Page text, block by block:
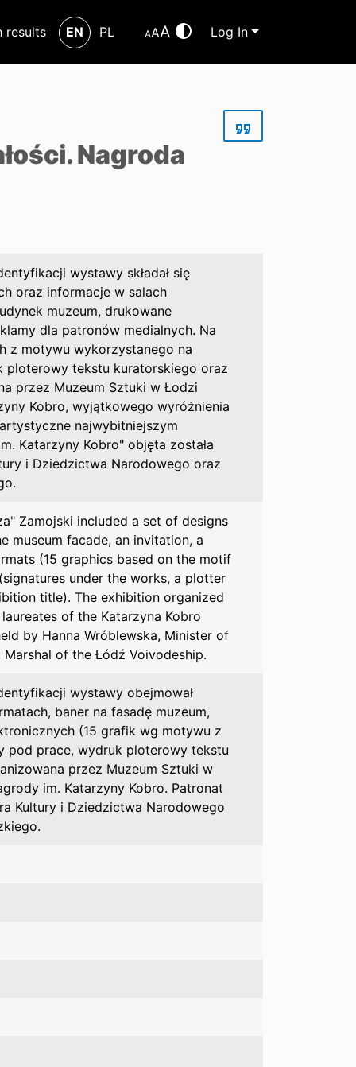
results EN PL AAA Log In
Nagroda
wystawy składał się
oraz informacje w salach
muzeum, drukowane
dla patronów medialnych. Na
z motywu wykorzystanego na
ploterowy tekstu kuratorskiego oraz
przez Muzeum Sztuki w Łodzi
Kobro, wyjątkowego wyróżnienia
najwybitniejszym
Katarzyny Kobro" objęta została
i Dziedzictwa Narodowego oraz
Zamojski included a set of designs
museum facade, an invitation, a
(15 graphics based on the motif
under the works, a plotter
title). The exhibition organized
of the Katarzyna Kobro
by Hanna Wróblewska, Minister of
of the Łódź Voivodeship.
wystawy obejmował
baner na fasadę muzeum,
(15 grafik wg motywu z
pod prace, wydruk ploterowy tekstu
przez Muzeum Sztuki w
im. Katarzyny Kobro. Patronat
Kultury i Dziedzictwa Narodowego